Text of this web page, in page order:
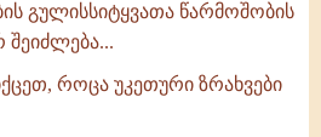
გულისსიტყვათა წარმოშობის
როცა უკეთური ზრახვები